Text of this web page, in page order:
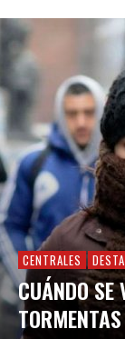
CENTRALES
CUÁNDO SE